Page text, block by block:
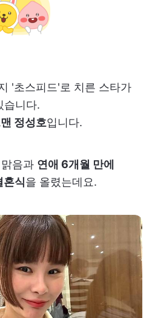
'초스피드'로 치른 스타가
습니다.
정성호입니다.
음과 연애 6개월 만에
혼식을 올렸는데요.